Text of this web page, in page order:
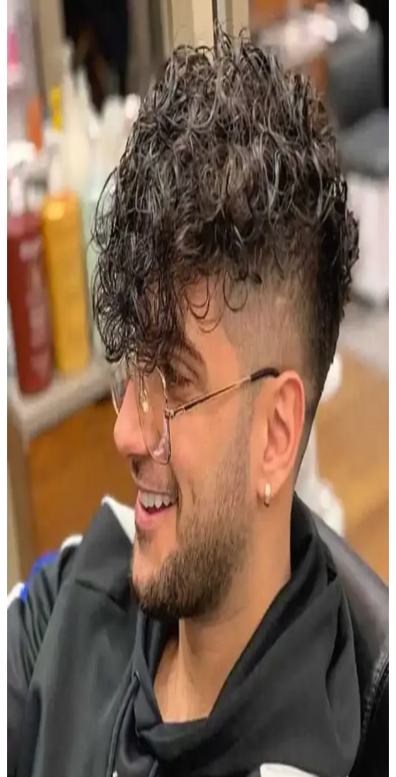
2024 Erkek Yüz Şekline Uygun Sakal ve Bakım
Önerileri
2024 yılında yüz şekline uygun sakal stilleri ve bakım önerileriyle
kişisel görünümünüzü geliştirin. Doğru sakal seçimi ve düzenli
bakım, şıklığınızı artırır.
Clear Men Cool Sport Menthol Erkek Şampuanı:
Kepeğe Karşı Uzun Süreli Koruma ve Ferahlatıcı
Etki
Clear Men Cool Sport Menthol erkek şampuanı, 600 ml büyük
boyutu ve etkili formülüyle saç derisini temizler, kepeğe karşı korur
ve ferahlatıcı deneyim sunar.
Erkek Bileklikleri: Tarz ve Fonksiyonellik Arasında
Denge Sağlayan Aksesuar Seçenekleri
Erkek bileklikleri, farklı tarz ve ihtiyaçlara uygun estetik ve
fonksiyonel seçenekler sunar. Malzeme ve tasarım çeşitliliğiyle
günlük ve özel kullanımlar için ideal alternatifler bulunur.
Modern Erkekler İçin Cesur ve Trend Saç Renkleri
Rehberi 2023
Erkekler arasında cesur ve modern saç renkleri trendleri, bakım
ipuçları ve renk seçimi önerileriyle kişisel tarzınızı öne çıkarın.
Popüler Erkek Parfümleri İncelemesi: Dior, Bvlgari,
Zara ve Amouage Önerileri
Dior, Bvlgari, Zara ve Amouage gibi markaların erkek parfümleri,
kullanıcı yorumları ve alternatifleriyle detaylı inceleniyor. Koku
profilleri, performans ve deneme önerileri ele alınıyor.
Burberry Weekend Edt 100 Ml Erkek Parfümü:
Ferah ve Odunsu Koku Profili ile Modern Tasarım
Burberry Weekend Edt erkekler için tasarlanmış, odunsu ve ferah
koku profiliyle öne çıkan 100 ml'lik parfüm. Hafif yapısı ve
kalıcılığıyla yaz aylarında ideal, şık tasarımıyla dikkat çeker.
Erkekler İçin Baharatlı Kokular: Mad P102 ve
Erkek Parfüm Trendleri Analizi